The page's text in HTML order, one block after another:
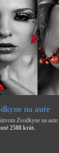
na aute
Zvodkyne na aute.
2588 krát.